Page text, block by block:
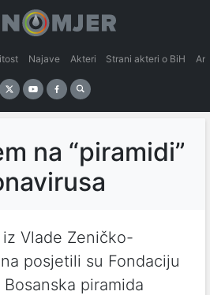
Najave Akteri Strani akteri o BiH
na “piramidi”
Vlade Zeničko-
posjetili su Fondaciju
Bosanska piramida